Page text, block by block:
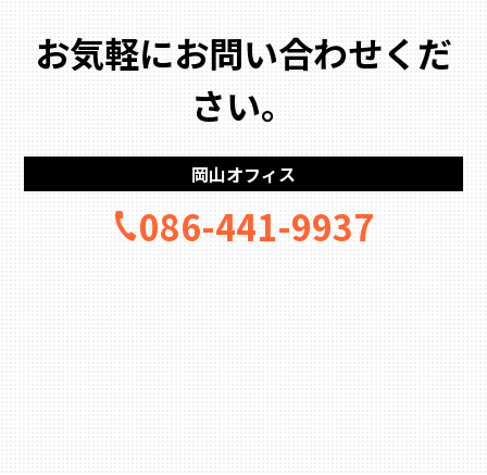
お気軽にお問い合わせくだ
さい。
岡山オフィス
086-441-9937